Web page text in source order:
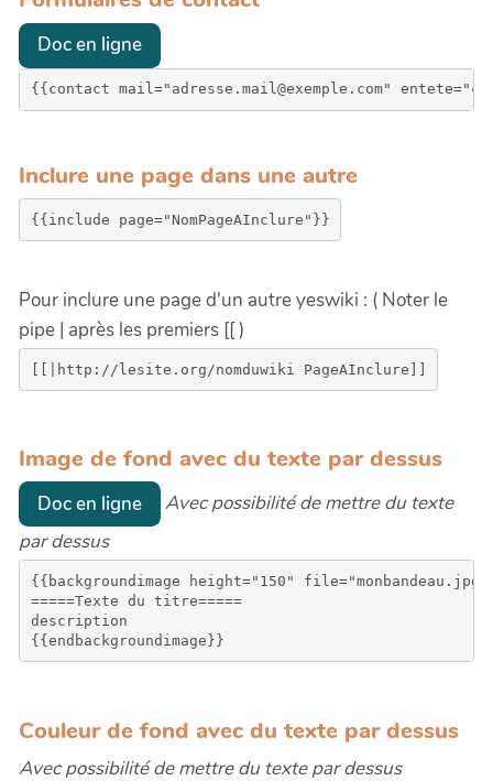
Doc en ligne
{{contact mail="adresse.mail@exemple.com"
Inclure une page dans une autre
Pour inclure une page d'un autre yeswiki : ( Noter le
pipe | après les premiers [[ )
Image de fond avec du texte par dessus
Doc en ligne
Avec possibilité de mettre du texte
par dessus
{{backgroundimage height="150"
=====Texte du titre=====
description
Couleur de fond avec du texte par dessus
Avec possibilité de mettre du texte par dessus